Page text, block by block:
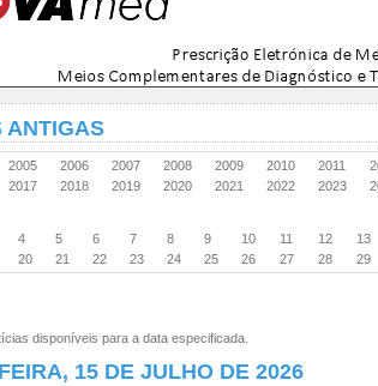
ANTIGAS
2005 2006 2007 2008 2009 2010 2011
2017 2018 2019 2020 2021 2022 2023
4 5 6 7 8 9 10 11 12 13
20 21 22 23 24 25 26 27 28 29
disponíveis para a data especificada.
15 DE JULHO DE 2026